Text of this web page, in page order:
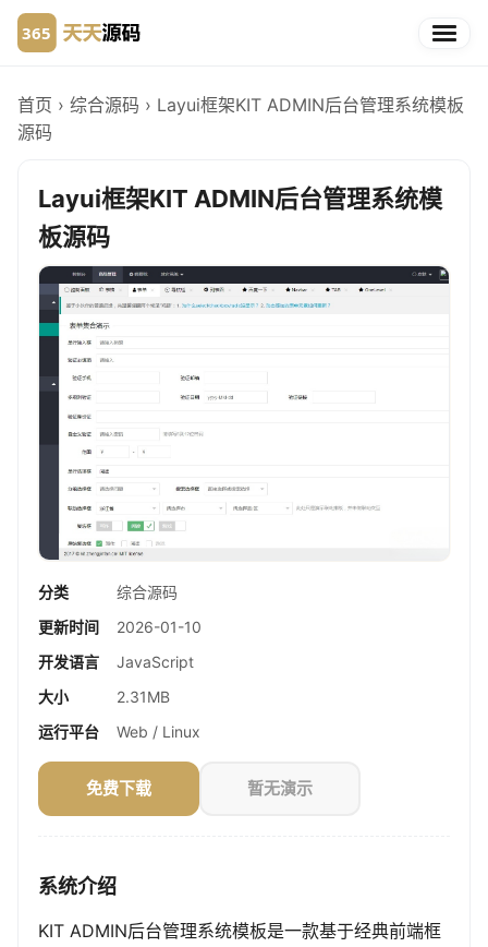
首页 › 综合源码 › Layui框架KIT ADMIN后台管理系统模板
源码
Layui框架KIT ADMIN后台管理系统模
板源码
分类
综合源码
更新时间
2026-01-10
开发语言
JavaScript
大小
2.31MB
运行平台
Web / Linux
免费下载 暂无演示
系统介绍
KIT ADMIN后台管理系统模板是一款基于经典前端框